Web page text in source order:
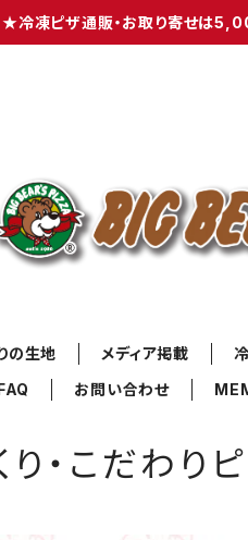
★冷凍ピザ通販・お取り寄せは
の生地 メディア掲載
お問い合わせ
り・こだわり